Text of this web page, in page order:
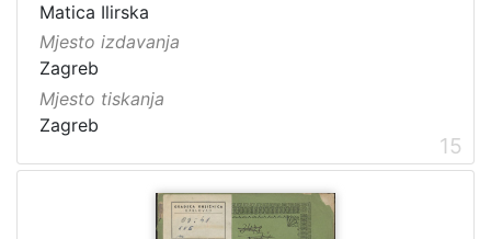
Matica Ilirska
Mjesto izdavanja
Zagreb
Mjesto tiskanja
Zagreb
15